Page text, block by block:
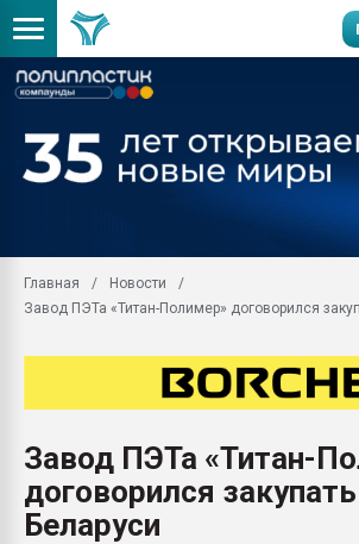
Главная
Новости
Завод ПЭТа «Титан-Полимер» договорился
Завод ПЭТа «Титан-
договорился
Беларуси